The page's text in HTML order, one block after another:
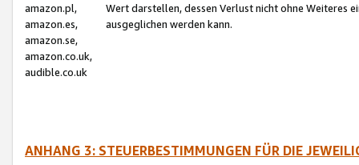
amazon.pl,
amazon.es,
amazon.se,
amazon.co.uk,
audible.co.uk
Wert darstellen, dessen Verlust nicht ohne Weiteres
ausgeglichen werden kann.
ANHANG 3: STEUERBESTIMMUNGEN FÜR DIE